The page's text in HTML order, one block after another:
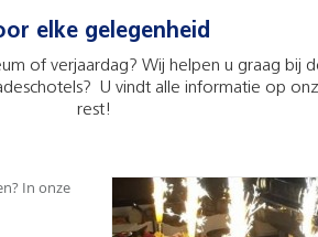
elke gelegenheid
of verjaardag? Wij helpen u graag bij
U vindt alle informatie op
rest!
In onze